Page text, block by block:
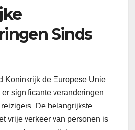
Sinds
Koninkrijk de Europese Unie
er significante veranderingen
De belangrijkste
vrije verkeer van personen is